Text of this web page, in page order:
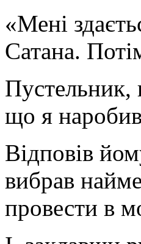
«Мені
Сатана.
Пустельник,
що я
Відповів
вибрав
провести в